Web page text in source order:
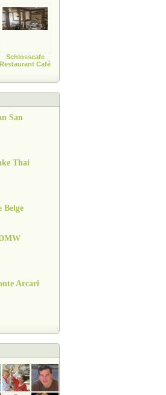
Schlosscafe
Restaurant Café
San
Thai
Belge
Arcari